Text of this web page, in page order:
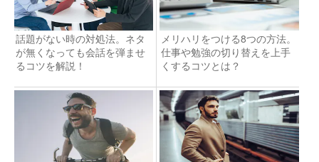
話題がない時の対処法。ネタ
が無くなっても会話を弾ませ
るコツを解説！
メリハリをつける8つの方法。
仕事や勉強の切り替えを上手
くするコツとは？